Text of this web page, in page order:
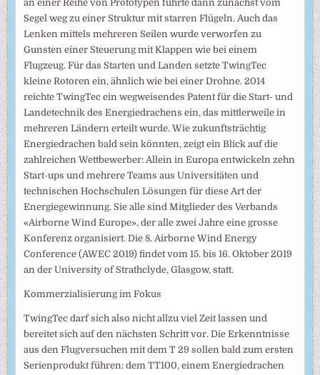
an einer Reihe von Prototypen führte dann zunächst vom
Segel weg zu einer Struktur mit starren Flügeln. Auch das
Lenken mittels mehreren Seilen wurde verworfen zu
Gunsten einer Steuerung mit Klappen wie bei einem
Flugzeug. Für das Starten und Landen setzte TwingTec
kleine Rotoren ein, ähnlich wie bei einer Drohne. 2014
reichte TwingTec ein wegweisendes Patent für die Start- und
Landetechnik des Energiedrachens ein, das mittlerweile in
mehreren Ländern erteilt wurde. Wie zukunftsträchtig
Energiedrachen bald sein könnten, zeigt ein Blick auf die
zahlreichen Wettbewerber: Allein in Europa entwickeln zehn
Start-ups und mehrere Teams aus Universitäten und
technischen Hochschulen Lösungen für diese Art der
Energiegewinnung. Sie alle sind Mitglieder des Verbands
«Airborne Wind Europe», der alle zwei Jahre eine grosse
Konferenz organisiert. Die 8. Airborne Wind Energy
Conference (AWEC 2019) findet vom 15. bis 16. Oktober 2019
an der University of Strathclyde, Glasgow, statt.
Kommerzialisierung im Fokus
TwingTec darf sich also nicht allzu viel Zeit lassen und
bereitet sich auf den nächsten Schritt vor. Die Erkenntnisse
aus den Flugversuchen mit dem T 29 sollen bald zum ersten
Serienprodukt führen: dem TT100, einem Energiedrachen